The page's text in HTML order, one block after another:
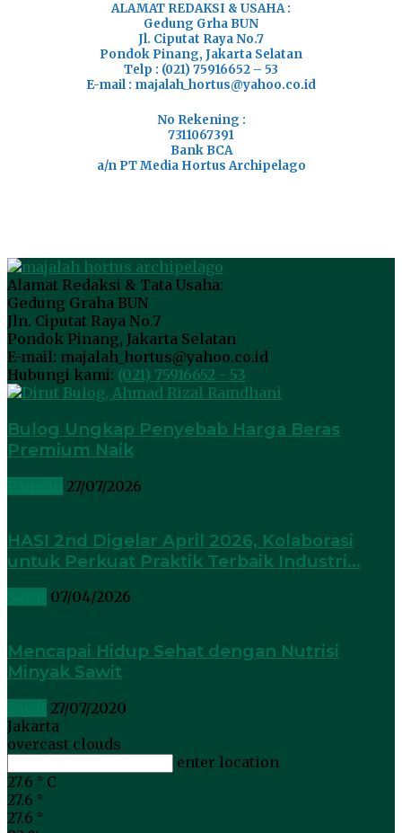
ALAMAT REDAKSI & USAHA :
Gedung Grha BUN
Jl. Ciputat Raya No.7
Pondok Pinang, Jakarta Selatan
Telp : (021) 75916652 – 53
E-mail : majalah_hortus@yahoo.co.id
No Rekening :
7311067391
Bank BCA
a/n PT Media Hortus Archipelago
Alamat Redaksi & Tata Usaha:
Gedung Graha BUN
Jln. Ciputat Raya No.7
Pondok Pinang, Jakarta Selatan
E-mail: majalah_hortus@yahoo.co.id
Hubungi kami: (021) 75916652 - 53
Bulog Ungkap Penyebab Harga Beras
Premium Naik
27/07/2026
HASI 2nd Digelar April 2026, Kolaborasi
untuk Perkuat Praktik Terbaik Industri...
07/04/2026
Mencapai Hidup Sehat dengan Nutrisi
Minyak Sawit
27/07/2020
Jakarta
overcast clouds
enter location
27.6 ° C
27.6 °
27.6 °